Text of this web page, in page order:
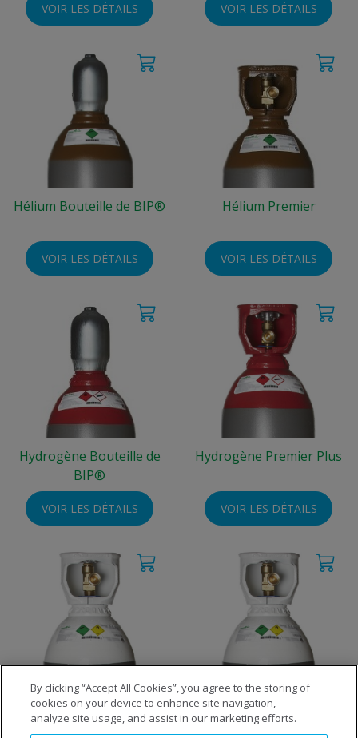
VOIR LES DÉTAILS VOIR LES DÉTAILS
Hélium Bouteille de BIP®
VOIR LES DÉTAILS
Hélium Premier
VOIR LES DÉTAILS
Hydrogène Bouteille de
BIP®
VOIR LES DÉTAILS
Hydrogène Premier Plus
VOIR LES DÉTAILS
Oxygène Premier Oxygène Ultra Pure
By clicking “Accept All Cookies”, you agree to the storing of
cookies on your device to enhance site navigation,
analyze site usage, and assist in our marketing efforts.